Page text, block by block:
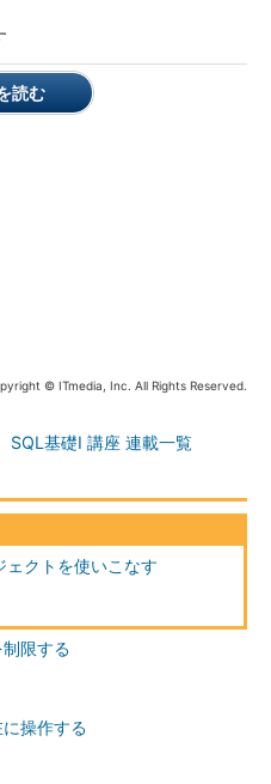
ューに対する更新があるときも
実行し、ビュー定義に違反する
AS SELECT *
deptno
AS SELECT *
読む
© ITmedia, Inc. All Rights Reserved.
基礎I 講座 連載一覧
ェクトを使いこなす
限する
操作する